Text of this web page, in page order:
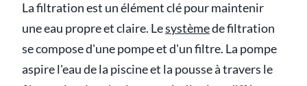
La filtration est un élément clé pour maintenir
une eau propre et claire. Lesystèmede filtration
se compose d'une pompe et d'un filtre. La pompe
aspire l'eau de la piscine et la pousse à travers le